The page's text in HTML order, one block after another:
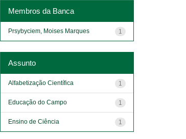
Membros da Banca
1
Prsybyciem, Moises Marques
Assunto
1
Alfabetização Científica
1
Educação do Campo
1
Ensino de Ciência